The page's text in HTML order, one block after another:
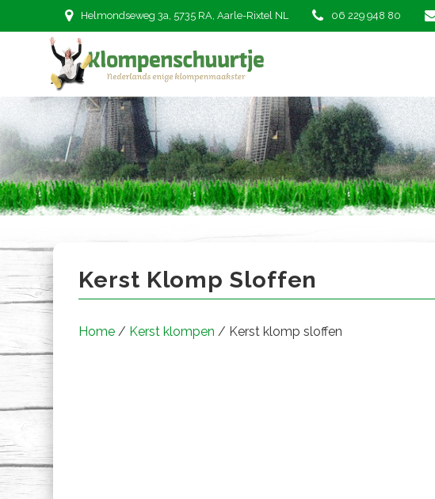
Helmondseweg 3a, 5735 RA, Aarle-Rixtel NL 06 229 948 80
Kerst klomp sloffen
Kerst Klomp Sloffen
Home / Kerst klompen / Kerst klomp sloffen